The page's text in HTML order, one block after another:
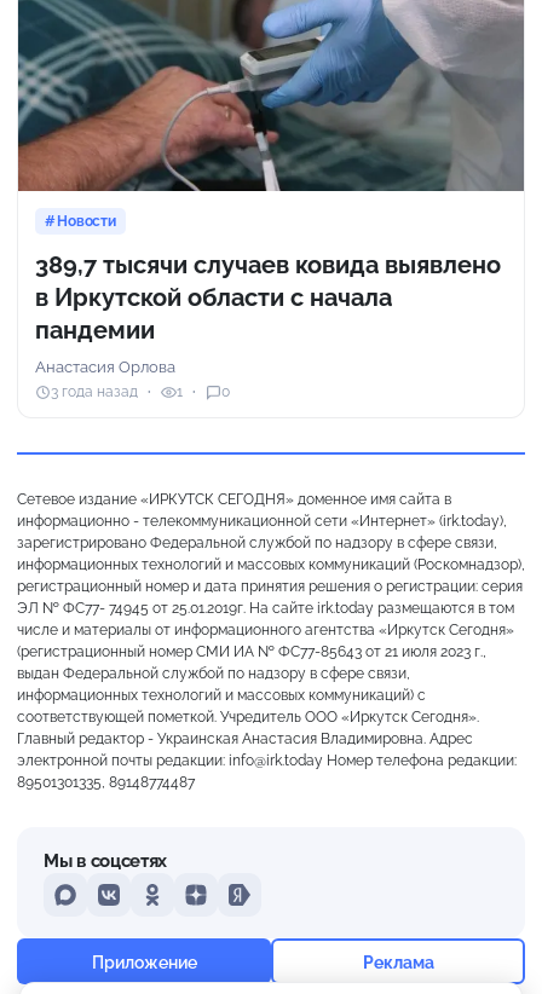
+28° Переменная облачность
Ощущается как +28
Новости
389,7 тысячи случаев ковида выявлено
в Иркутской области с начала
пандемии
Анастасия Орлова
3 года назад 1 0
Сетевое издание «ИРКУТСК СЕГОДНЯ» доменное имя сайта в
информационно - телекоммуникационной сети «Интернет» (irk.today),
зарегистрировано Федеральной службой по надзору в сфере связи,
информационных технологий и массовых коммуникаций (Роскомнадзор),
регистрационный номер и дата принятия решения о регистрации: серия
ЭЛ № ФС77- 74945 от 25.01.2019г. На сайте irk.today размещаются в том
числе и материалы от информационного агентства «Иркутск Сегодня»
(регистрационный номер СМИ ИА № ФС77-85643 от 21 июля 2023 г.,
выдан Федеральной службой по надзору в сфере связи,
информационных технологий и массовых коммуникаций) с
соответствующей пометкой. Учредитель ООО «Иркутск Сегодня».
Главный редактор - Украинская Анастасия Владимировна. Адрес
электронной почты редакции: info@irk.today Номер телефона редакции:
89501301335, 89148774487
Мы в соцсетях
MAXVKontakteOdnoklassniki
DzenYandex
Приложение Реклама